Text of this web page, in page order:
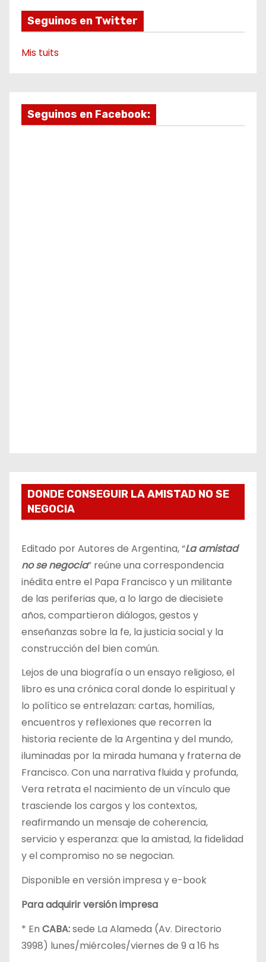
o
Seguinos en Twitter
Mis tuits
Seguinos en Facebook:
DONDE CONSEGUIR LA AMISTAD NO SE
NEGOCIA
Editado por Autores de Argentina, “La amistad
no se negocia” reúne una correspondencia
inédita entre el Papa Francisco y un militante
de las periferias que, a lo largo de diecisiete
años, compartieron diálogos, gestos y
enseñanzas sobre la fe, la justicia social y la
construcción del bien común.
Lejos de una biografía o un ensayo religioso, el
libro es una crónica coral donde lo espiritual y
lo político se entrelazan: cartas, homilías,
encuentros y reflexiones que recorren la
historia reciente de la Argentina y del mundo,
iluminadas por la mirada humana y fraterna de
Francisco. Con una narrativa fluida y profunda,
Vera retrata el nacimiento de un vínculo que
trasciende los cargos y los contextos,
reafirmando un mensaje de coherencia,
servicio y esperanza: que la amistad, la fidelidad
y el compromiso no se negocian.
Disponible en versión impresa y e-book
Para adquirir versión impresa
* En CABA:sede La Alameda (Av. Directorio
3998) lunes/miércoles/viernes de 9 a 16 hs